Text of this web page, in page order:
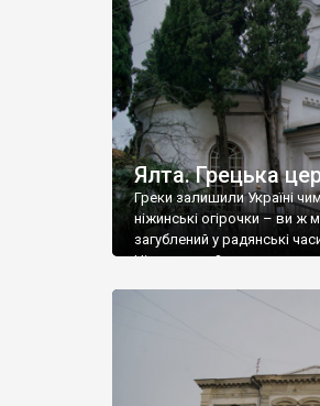
Херсонесу Таврійського
Ялта. Грецька
Греки залишили Україні
ніжинські огірочки – ви ж
загублений у радянські
Ніжин греки?